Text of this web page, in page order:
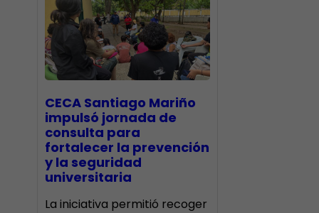
CECA Santiago Mariño
impulsó jornada de
consulta para
fortalecer la prevención
y la seguridad
universitaria
La iniciativa permitió recoger